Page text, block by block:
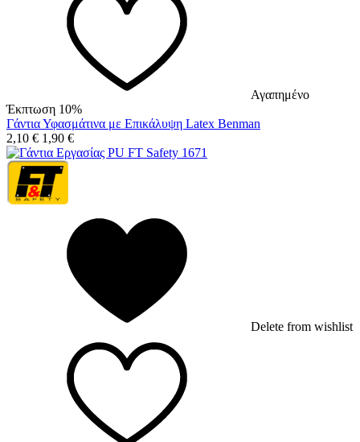
Αγαπημένο
Έκπτωση 10%
Γάντια Υφασμάτινα με Επικάλυψη Latex Benman
2,10 € 1,90 €
Delete from wishlist